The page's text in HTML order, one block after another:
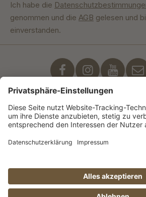
Ich habe die
genommen und die AGB gelesen und
einverstanden.
Unser